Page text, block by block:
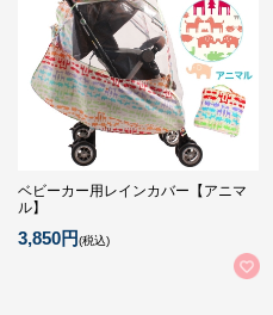
ベビーカー用レインカバー【アニマ
ル】
3,850円(税込)